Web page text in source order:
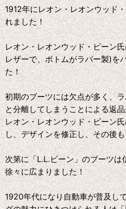
1912年にレオン・レオンウッド
れました！
レオン・レオンウッド・ビーン
レザーで、ボトムがラバー製)を
た！
初期のブーツには欠点が多く、
と分離してしまうことによる返
レオン・レオンウッド・ビーン
し、デザインを修正し、その後
次第に「L.L.ビーン」のブーツ
徐々に広まりました！
1920年代になり自動車が普及し